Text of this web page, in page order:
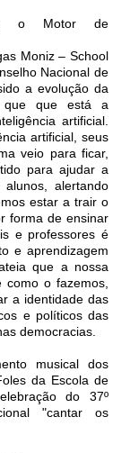
o Motor de
Moniz – School
Nacional de
a evolução da
que que está a
artificial.
artificial, seus
veio para ficar,
para ajudar a
alertando
estar a trair o
forma de ensinar
e professores é
e aprendizagem
que a nossa
como o fazemos,
a identidade das
e políticos das
democracias.
musical dos
da Escola de
do 37º
"cantar os